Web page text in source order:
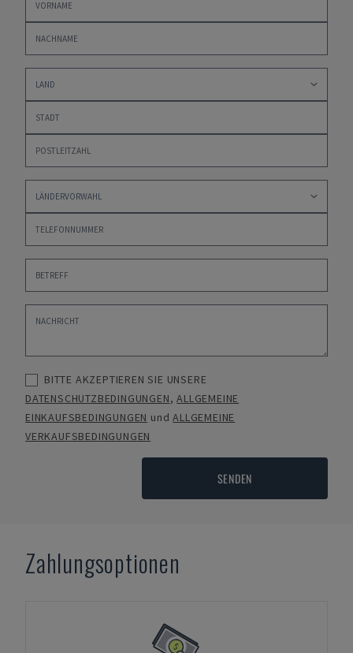
BITTE AKZEPTIEREN SIE UNSERE
DATENSCHUTZBEDINGUNGEN,ALLGEMEINE
EINKAUFSBEDINGUNGEN undALLGEMEINE
VERKAUFSBEDINGUNGEN
SENDEN
Zahlungsoptionen